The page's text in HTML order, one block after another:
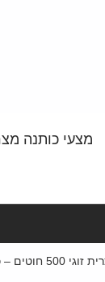
מצעי כותנה
כל הטיפים